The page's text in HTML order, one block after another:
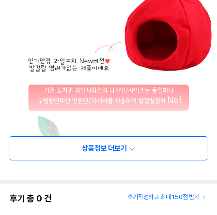
상품정보 더보기
후기 총 0 건 후기작성하고 최대 150점 받기